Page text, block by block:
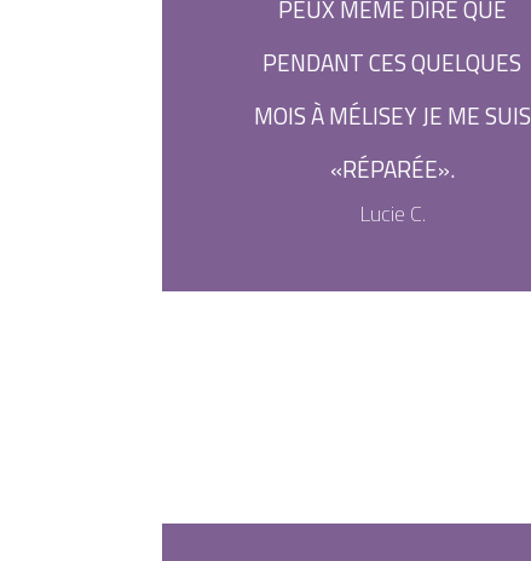
PEUX MÊME DIRE QUE
PENDANT CES QUELQUES
MOIS À MÉLISEY JE ME SUIS
«RÉPARÉE».
Lucie C.